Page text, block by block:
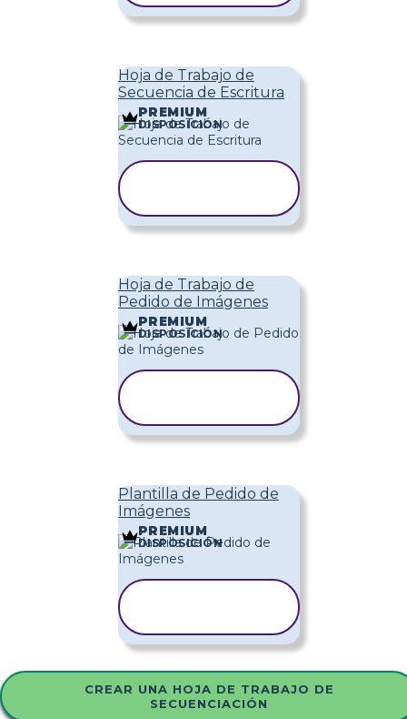
Hoja de Trabajo de
Secuencia de Escritura
PREMIUM
DISPOSICIÓN
Hoja de Trabajo de
Pedido de Imágenes
PREMIUM
DISPOSICIÓN
Plantilla de Pedido de
Imágenes
PREMIUM
DISPOSICIÓN
CREAR UNA HOJA DE TRABAJO DE
SECUENCIACIÓN